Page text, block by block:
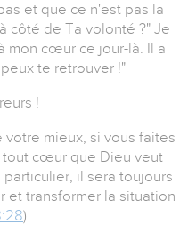
et que ce n'est pas la
côté de Ta volonté ?" Je
mon cœur ce jour-là. Il a
te retrouver !"
!
mieux, si vous faites
tout cœur que Dieu veut
il sera toujours
et transformer la situation
).